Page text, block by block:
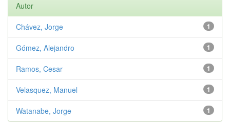
Autor
1
Chávez, Jorge
1
Gómez, Alejandro
1
Ramos, Cesar
1
Velasquez, Manuel
1
Watanabe, Jorge